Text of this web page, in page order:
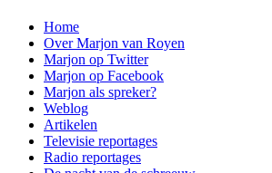
Home
Over Marjon van Royen
Marjon op Twitter
Marjon op Facebook
Marjon als spreker?
Weblog
Artikelen
Televisie reportages
Radio reportages